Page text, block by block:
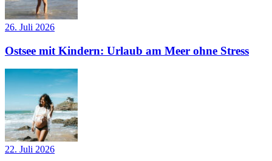
26. Juli 2026
Ostsee mit Kindern: Urlaub am Meer ohne Stress
22. Juli 2026